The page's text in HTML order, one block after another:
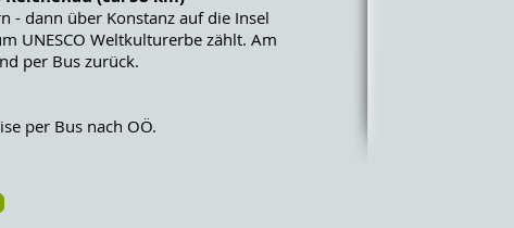
- dann über Konstanz auf die Insel
UNESCO Weltkulturerbe zählt. Am
per Bus zurück.
per Bus nach OÖ.